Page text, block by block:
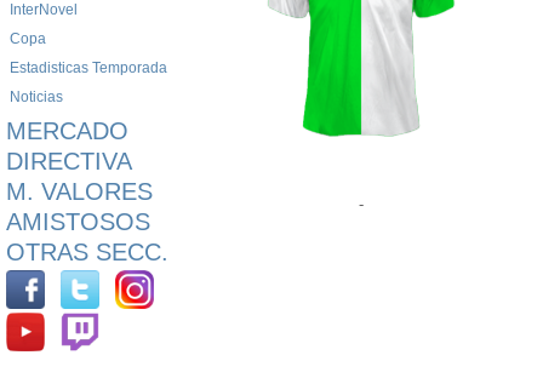
InterNovel
Copa
Estadisticas Temporada
Noticias
MERCADO
DIRECTIVA
M. VALORES
AMISTOSOS
OTRAS SECC.
-